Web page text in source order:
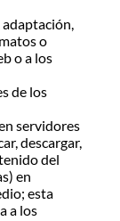
o
o a los
de los
servidores
descargar,
del
en
esta
a los